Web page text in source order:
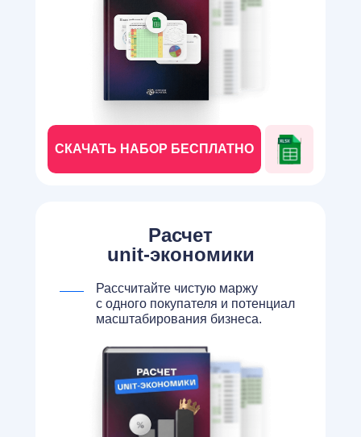
СКАЧАТЬ НАБОР БЕСПЛАТНО
Расчет
unit-экономики
Рассчитайте чистую маржу
с одного покупателя и потенциал
масштабирования бизнеса.